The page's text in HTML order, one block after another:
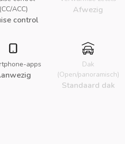
(CC/ACC)
control
Afwezig
apps
Dak
(Open/panoramisch)
Standaard dak